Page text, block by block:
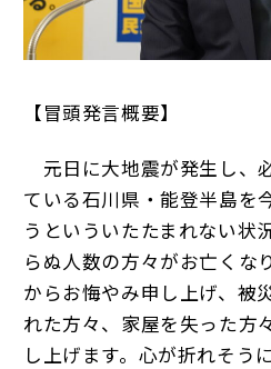
【冒頭発言概要】
元日に大地震が発生し、
ている石川県・能登半島を
うといういたたまれない状
らぬ人数の方々がお亡くな
からお悔やみ申し上げ、被
れた方々、家屋を失った方
し上げます。心が折れそう